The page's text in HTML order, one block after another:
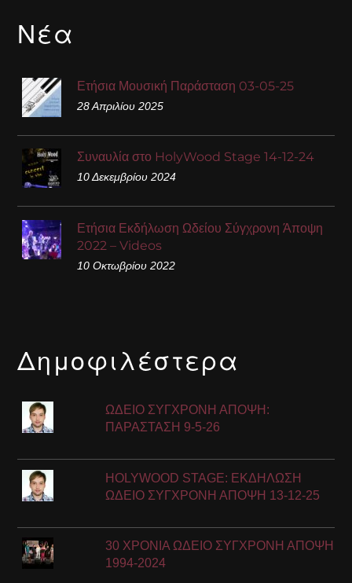
Νέα
Ετήσια Μουσική Παράσταση 03-05-25
28 Απριλίου 2025
Συναυλία στο HolyWood Stage 14-12-24
10 Δεκεμβρίου 2024
Ετήσια Εκδήλωση Ωδείου Σύγχρονη Άποψη
2022 – Videos
10 Οκτωβρίου 2022
Δημοφιλέστερα
ΩΔΕΙΟ ΣΥΓΧΡΟΝΗ ΑΠΟΨΗ:
ΠΑΡΑΣΤΑΣΗ 9-5-26
HOLYWOOD STAGE: ΕΚΔΗΛΩΣΗ
ΩΔΕΙΟ ΣΥΓΧΡΟΝΗ ΑΠΟΨΗ 13-12-25
30 ΧΡΟΝΙΑ ΩΔΕΙΟ ΣΥΓΧΡΟΝΗ ΑΠΟΨΗ
1994-2024